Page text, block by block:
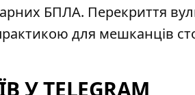
БПЛА. Перекриття
для мешканців
TELEGRAM